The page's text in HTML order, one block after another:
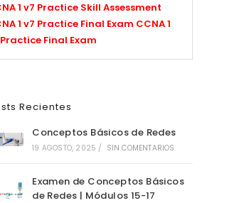
1 v7 Practice Skill Assessment
1 v7 Practice Final Exam CCNA 1
Final Exam
Recientes
Conceptos Básicos de Redes
19 AGOSTO, 2025 / SIN COMENTARIOS
Examen de Conceptos Básicos
de Redes | Módulos 15-17